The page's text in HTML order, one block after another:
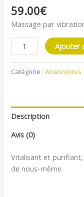
59.00€
Massage par
Ajouter
Catégorie :Accessoires
Description
Avis (0)
Vitalisant et
de nous-même.